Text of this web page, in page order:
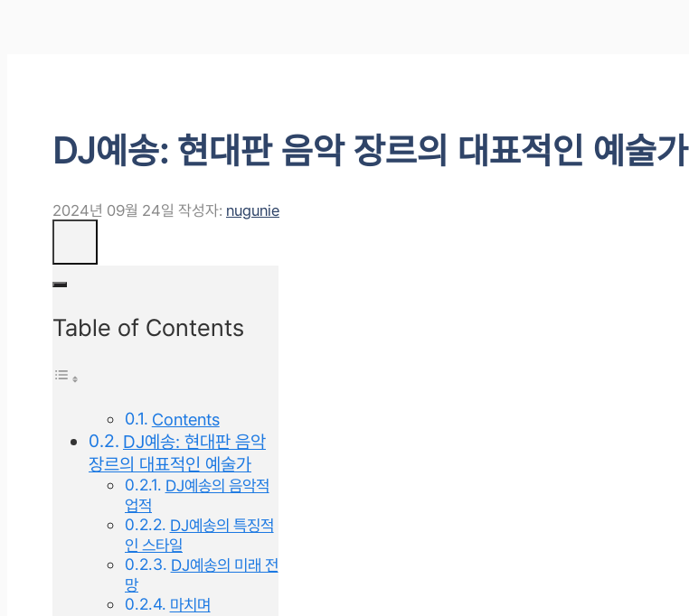
DJ예송: 현대판 음악 장르의 대표적인 예술가
2024년 09월 24일 작성자: nugunie
Table of Contents
Contents
DJ예송: 현대판 음악
장르의 대표적인 예술가
DJ예송의 음악적
업적
DJ예송의 특징적
인 스타일
DJ예송의 미래 전
망
마치며